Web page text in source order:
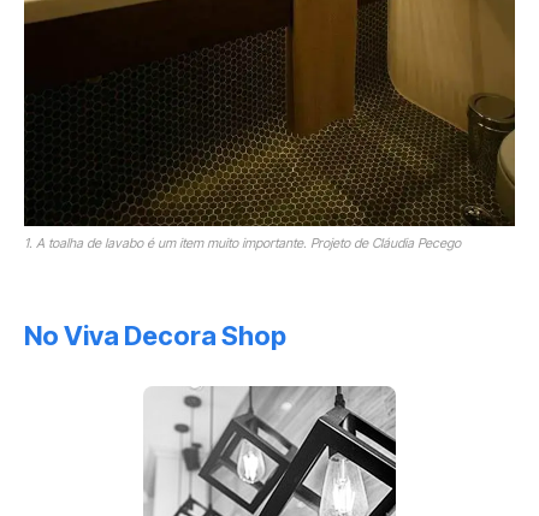
1. A toalha de lavabo é um item muito importante. Projeto de Cláudia Pecego
No Viva Decora Shop